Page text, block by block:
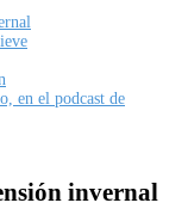
en el podcast de
invernal